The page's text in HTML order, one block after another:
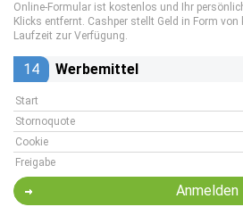
Online-Formular ist kostenlos und Ihr
Klicks entfernt. Cashper stellt Geld in Form
Laufzeit zur Verfügung.
14 Werbemittel
Start
Stornoquote
Cookie
Freigabe
Anmelden